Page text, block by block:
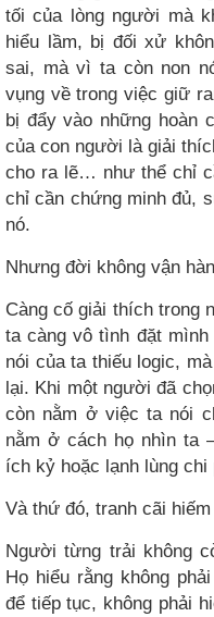
tối của lòng người mà
hiểu lầm, bị đối xử
sai, mà vì ta còn non
vụng về trong việc giữ
bị đẩy vào những hoàn
của con người là giải
cho ra lẽ… như thể chỉ
chỉ cần chứng minh đủ,
nó.
Nhưng đời không vận
Càng cố giải thích trong
ta càng vô tình đặt
nói của ta thiếu logic,
lại. Khi một người đã
còn nằm ở việc ta nói
nằm ở cách họ nhìn ta
ích kỷ hoặc lạnh lùng chi
Và thứ đó, tranh cãi
Người từng trải không
Họ hiểu rằng không
để tiếp tục, không phải